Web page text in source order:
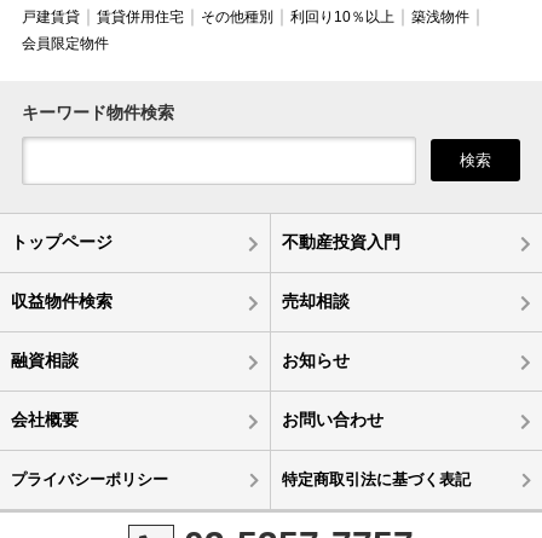
戸建賃貸
賃貸併用住宅 その他種別 利回り10％以上
築浅物件
会員限定物件
キーワード物件検索
検索
トップページ 不動産投資入門
収益物件検索 売却相談
融資相談 お知らせ
会社概要 お問い合わせ
プライバシーポリシー 特定商取引法に基づく表記